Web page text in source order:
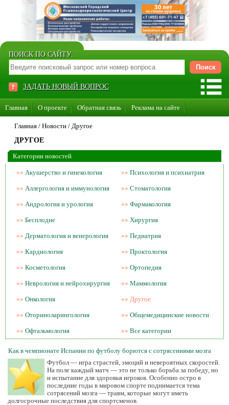
ПОИСК ПО САЙТУ:
ЗАДАТЬ НОВЫЙ ВОПРОС
Главная О проекте Обратная связь Реклама на сайте
Стать консультантом нашего сайта
Суперакция «Каждому врачу свой сайт»
Главная / Новости / Другое
ДРУГОЕ
Категории новостей
»» Акушерство и гинекология »» Психология и психиатрия
»» Аллергология и иммунология »» Стоматология
»» Андрология и урология »» Фармакология
»» Бесплодие »» Хирургия
»» Дерматология и венерология »» Педиатрия
»» Кардиология »» Проктология
»» Косметология »» Ортопедия
»» Неврология и нейрохирургия »» Маммология
»» Онкология »» Другое
»» Оториноларингология »» Общемедицинские новости
»» Офтальмология »» Все категории
Как в чемпионате Испании по футболу борются с сотрясениями мозга
Футбол — игра страстей, эмоций и невероятных скоростей.
На поле каждый матч — это не только борьба за победу, но
и испытание для здоровья игроков. Особенно остро в
последние годы в мировом спорте поднимается тема
сотрясений мозга — травм, которые могут иметь
долгосрочные последствия для спортсменов.